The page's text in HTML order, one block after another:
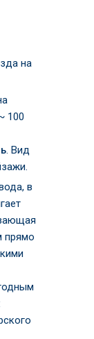
на
100
. Вид
в
прямо